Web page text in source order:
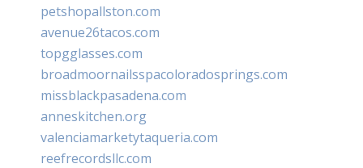
petshopallston.com
avenue26tacos.com
topgglasses.com
broadmoornailsspacoloradosprings.com
missblackpasadena.com
anneskitchen.org
valenciamarketytaqueria.com
reefrecordsllc.com